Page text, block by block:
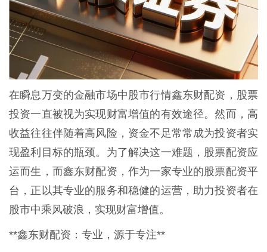
在瞬息万变的金融市场中股市行情鑫东财配资，股票
投资一直被视为实现财富增值的有效途径。然而，高
收益往往伴随着高风险，资金不足常常成为投资者实
现盈利目标的瓶颈。为了解决这一难题，股票配资应
运而生，而鑫东财配资，作为一家专业的股票配资平
台，正以其专业的服务和稳健的运营，助力投资者在
股市中乘风破浪，实现财富增值。
**鑫东财配资：专业，源于专注**